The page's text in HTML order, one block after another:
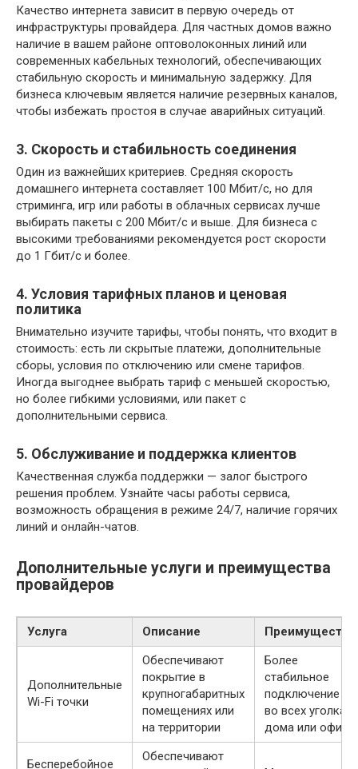
Качество интернета зависит в первую очередь от
инфраструктуры провайдера. Для частных домов важно
наличие в вашем районе оптоволоконных линий или
современных кабельных технологий, обеспечивающих
стабильную скорость и минимальную задержку. Для
бизнеса ключевым является наличие резервных каналов,
чтобы избежать простоя в случае аварийных ситуаций.
3. Скорость и стабильность соединения
Один из важнейших критериев. Средняя скорость
домашнего интернета составляет 100 Мбит/с, но для
стриминга, игр или работы в облачных сервисах лучше
выбирать пакеты с 200 Мбит/с и выше. Для бизнеса с
высокими требованиями рекомендуется рост скорости
до 1 Гбит/с и более.
4. Условия тарифных планов и ценовая
политика
Внимательно изучите тарифы, чтобы понять, что входит в
стоимость: есть ли скрытые платежи, дополнительные
сборы, условия по отключению или смене тарифов.
Иногда выгоднее выбрать тариф с меньшей скоростью,
но более гибкими условиями, или пакет с
дополнительными сервиса.
5. Обслуживание и поддержка клиентов
Качественная служба поддержки — залог быстрого
решения проблем. Узнайте часы работы сервиса,
возможность обращения в режиме 24/7, наличие горячих
линий и онлайн-чатов.
Дополнительные услуги и преимущества
провайдеров
Услуга Описание Преимущества
Дополнительные
Wi-Fi точки
Обеспечивают
покрытие в
крупногабаритных
помещениях или
на территории
Более
стабильное
подключение
во всех уголках
дома или офиса
Бесперебойное
Обеспечивают